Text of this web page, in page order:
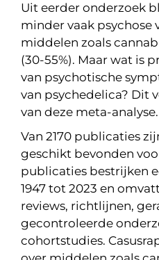
Uit eerder onderzoek
minder vaak psychose
middelen zoals
(30-55%). Maar wat is
van psychotische
van psychedelica? Dit
van deze meta-analyse.
Van 2170 publicaties
geschikt bevonden
publicaties bestrijken
1947 tot 2023 en
reviews, richtlijnen,
gecontroleerde
cohortstudies.